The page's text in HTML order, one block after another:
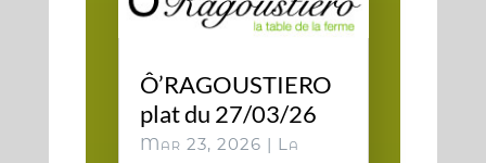
Ô’RAGOUSTIERO
plat du 27/03/26
Mar 23, 2026 | La